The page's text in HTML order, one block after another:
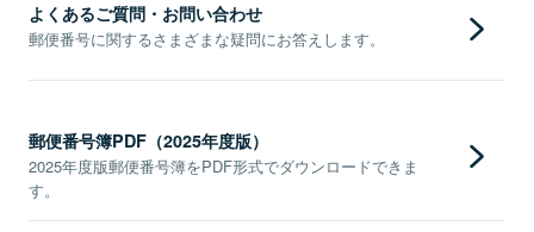
よくあるご質問・お問い合わせ
郵便番号に関するさまざまな疑問にお答えします。
郵便番号簿PDF（2025年度版）
2025年度版郵便番号簿をPDF形式でダウンロードできま
す。